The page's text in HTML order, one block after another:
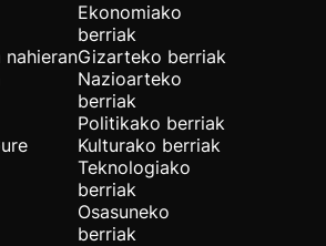
nahieran
Ekonomiako
berriak
Gizarteko berriak
Nazioarteko
berriak
Politikako berriak
Kulturako berriak
Teknologiako
berriak
Osasuneko
berriak